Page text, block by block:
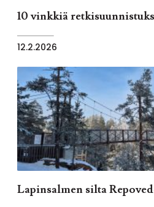
10 vinkkiä
12.2.2026
Lapinsalmen silta